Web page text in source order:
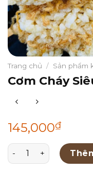
Trang chủ / Sản phẩm
Cơm Cháy
145,000₫
Cơm Cháy Siêu Chà